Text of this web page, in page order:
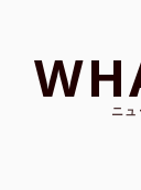
ニ